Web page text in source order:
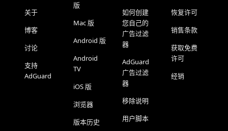
关于
博客
讨论
支持
AdGuard
版
Mac 版
Android 版
Android
TV
iOS 版
浏览器
版本历史
如何创建
您自己的
广告过滤
器
AdGuard
广告过滤
器
移除说明
用户脚本
恢复许可
销售条款
获取免费
许可
经销